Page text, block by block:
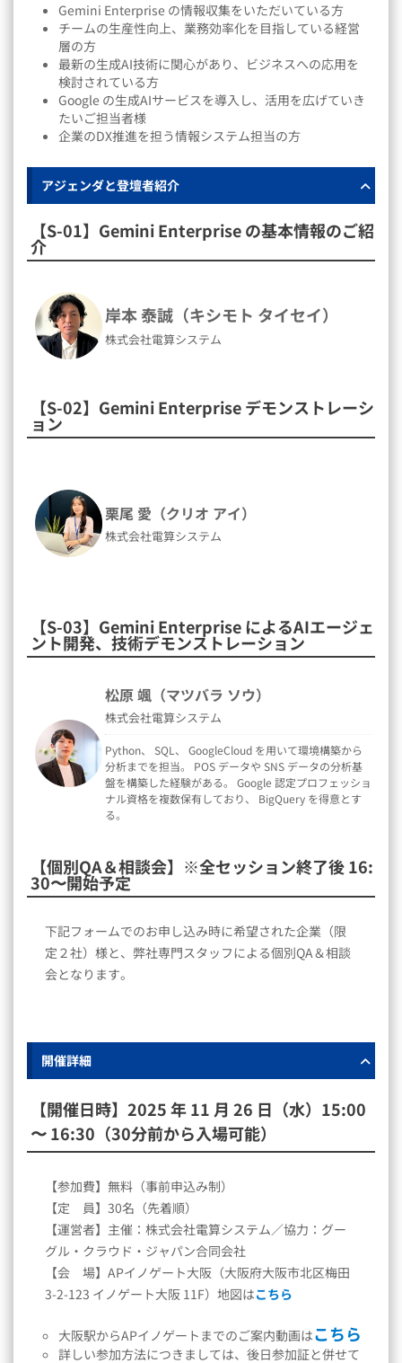
Gemini Enterprise の情報収集をいただいている方
チームの生産性向上、業務効率化を目指している経営
層の方
最新の生成AI技術に関心があり、ビジネスへの応用を
検討されている方
Google の生成AIサービスを導入し、活用を広げていき
たいご担当者様
企業のDX推進を担う情報システム担当の方
アジェンダと登壇者紹介
【S-01】Gemini Enterprise の基本情報のご紹
介
岸本 泰誠（キシモト タイセイ）
株式会社電算システム
【S-02】Gemini Enterprise デモンストレーシ
ョン
栗尾 愛（クリオ アイ）
株式会社電算システム
【S-03】Gemini Enterprise によるAIエージェ
ント開発、技術デモンストレーション
松原 颯（マツバラ ソウ）
株式会社電算システム
Python、 SQL、 GoogleCloud を用いて環境構築から
分析までを担当。 POS データや SNS データの分析基
盤を構築した経験がある。 Google 認定プロフェッショ
ナル資格を複数保有しており、 BigQuery を得意とす
る。
【個別QA＆相談会】※全セッション終了後 16:
30〜開始予定
下記フォームでのお申し込み時に希望された企業（限
定２社）様と、弊社専門スタッフによる個別QA＆相談
会となります。
開催詳細
【開催日時】2025 年 11 月 26 日（水）15:00
〜 16:30（30分前から入場可能）
【参加費】無料（事前申込み制）
【定 員】30名（先着順）
【運営者】主催：株式会社電算システム／協力：グー
グル・クラウド・ジャパン合同会社
【会 場】APイノゲート大阪（大阪府大阪市北区梅田
3-2-123 イノゲート大阪 11F）地図はこちら
大阪駅からAPイノゲートまでのご案内動画はこちら
詳しい参加方法につきましては、後日参加証と併せて